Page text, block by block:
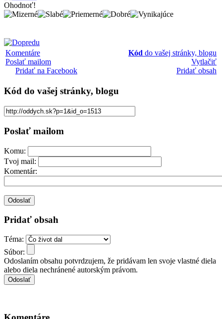
Ohodnoť!
Komentáre
Poslať mailom
Pridať na Facebook
Kód do vašej stránky, blogu
Vytlačiť
Pridať obsah
Kód do vašej stránky, blogu
Poslať mailom
Komu:
Tvoj mail:
Komentár:
Pridať obsah
Téma:
Súbor:
Odoslaním obsahu potvrdzujem, že pridávam len svoje vlastné diela
alebo diela nechránené autorským právom.